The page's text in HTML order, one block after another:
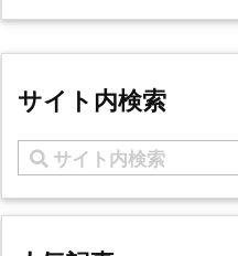
サイト内検索